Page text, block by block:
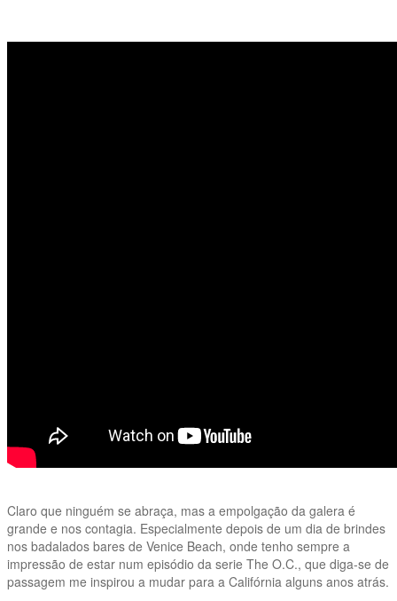
Claro que ninguém se abraça, mas a empolgação da galera é
grande e nos contagia. Especialmente depois de um dia de brindes
nos badalados bares de Venice Beach, onde tenho sempre a
impressão de estar num episódio da serie The O.C., que diga-se de
passagem me inspirou a mudar para a Califórnia alguns anos atrás.